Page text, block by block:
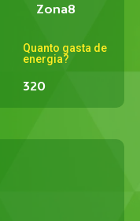
Zona8
Quanto gasta de
energia?
320